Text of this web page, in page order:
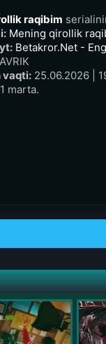
raqibim
Mening qirollik
Betakror.Net -
vaqti: 25.06.2026 |
marta.